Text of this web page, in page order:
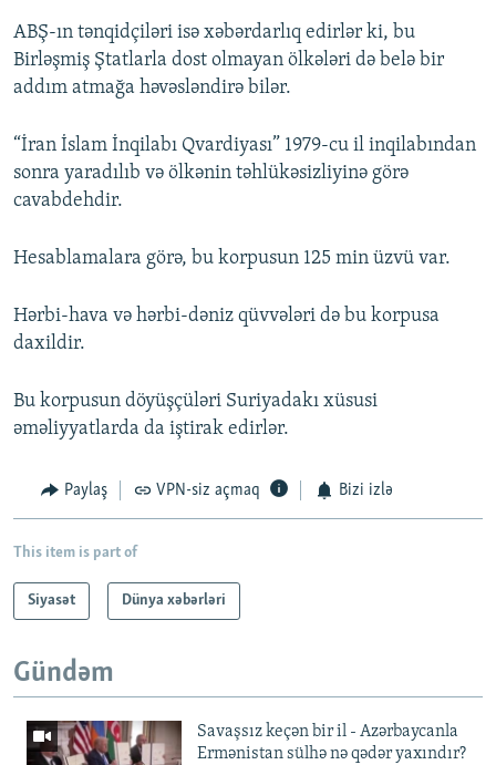
ABŞ-ın tənqidçiləri isə xəbərdarlıq edirlər ki, bu
Birləşmiş Ştatlarla dost olmayan ölkələri də belə bir
addım atmağa həvəsləndirə bilər.
“İran İslam İnqilabı Qvardiyası” 1979-cu il inqilabından
sonra yaradılıb və ölkənin təhlükəsizliyinə görə
cavabdehdir.
Hesablamalara görə, bu korpusun 125 min üzvü var.
Hərbi-hava və hərbi-dəniz qüvvələri də bu korpusa
daxildir.
Bu korpusun döyüşçüləri Suriyadakı xüsusi
əməliyyatlarda da iştirak edirlər.
Paylaş VPN-siz açmaq Bizi izlə
This item is part of
Siyasət Dünya xəbərləri
Gündəm
Savaşsız keçən bir il - Azərbaycanla
Ermənistan sülhə nə qədər yaxındır?